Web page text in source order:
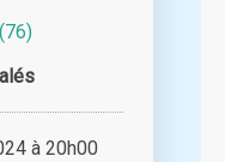
à 20h00